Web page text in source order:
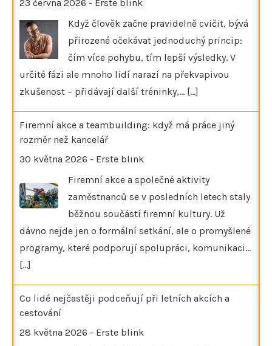
23 června 2026 - Erste blink
Když člověk začne pravidelně cvičit, bývá
přirozené očekávat jednoduchý princip:
čím více pohybu, tím lepší výsledky. V
určité fázi ale mnoho lidí narazí na překvapivou
zkušenost – přidávají další tréninky,… [...]
Firemní akce a teambuilding: když má práce jiný
rozměr než kancelář
30 května 2026 - Erste blink
Firemní akce a společné aktivity
zaměstnanců se v posledních letech staly
běžnou součástí firemní kultury. Už
dávno nejde jen o formální setkání, ale o promyšlené
programy, které podporují spolupráci, komunikaci…
[...]
Co lidé nejčastěji podceňují při letních akcích a
cestování
28 května 2026 - Erste blink